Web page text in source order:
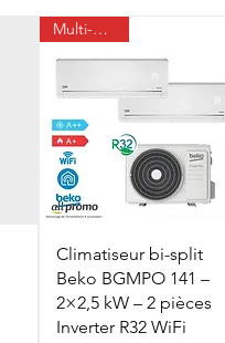
Multi-pièces
Climatiseur bi-split
Beko BGMPO 141 –
2×2,5 kW – 2 pièces
Inverter R32 WiFi